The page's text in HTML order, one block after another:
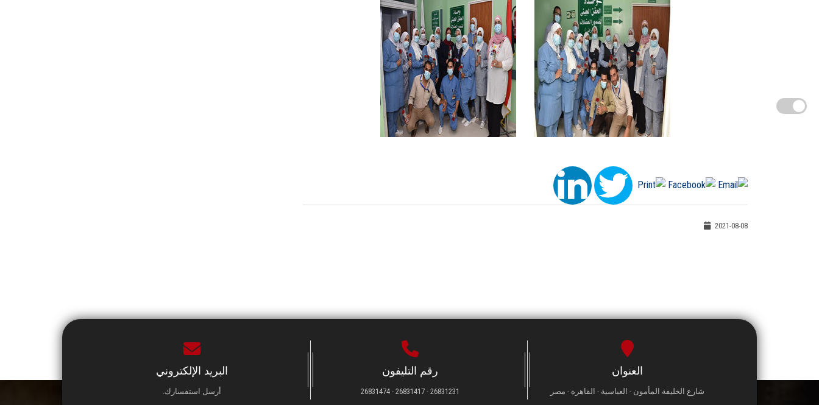
2021-08-08
العنوان
شارع الخليفة المأمون - العباسية - القاهرة - مصر
رقم التليفون
26831231 - 26831417 - 26831474
البريد الإلكتروني
أرسل استفسارك.